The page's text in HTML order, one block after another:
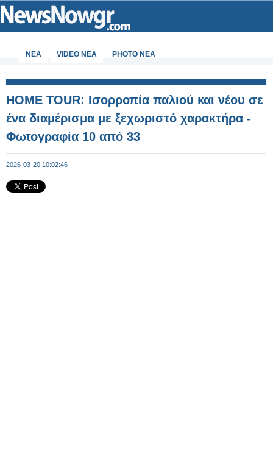
ΝΕΑ VIDEO NEA PHOTO NEA
HOME TOUR: Ισορροπία παλιού και νέου σε
ένα διαμέρισμα με ξεχωριστό χαρακτήρα -
Φωτογραφία 10 από 33
2026-03-20 10:02:46